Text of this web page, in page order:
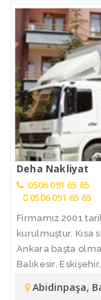
Deha Nakliyat
0506 091 65 65
0506 091 65 65
Firmamız 2001
kurulmuştur.
Ankara başta
Balıkesir,
Abidinpaşa,